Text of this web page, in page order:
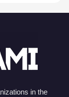
in the